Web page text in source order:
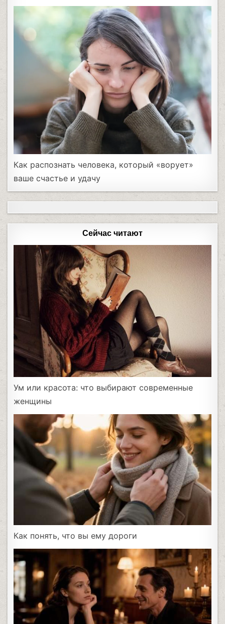
Как распознать человека, который «ворует»
ваше счастье и удачу
Сейчас читают
Ум или красота: что выбирают современные
женщины
Как понять, что вы ему дороги